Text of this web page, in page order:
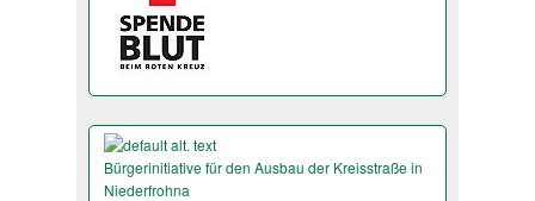
Bürgerinitiative für den Ausbau der Kreisstraße in
Niederfrohna